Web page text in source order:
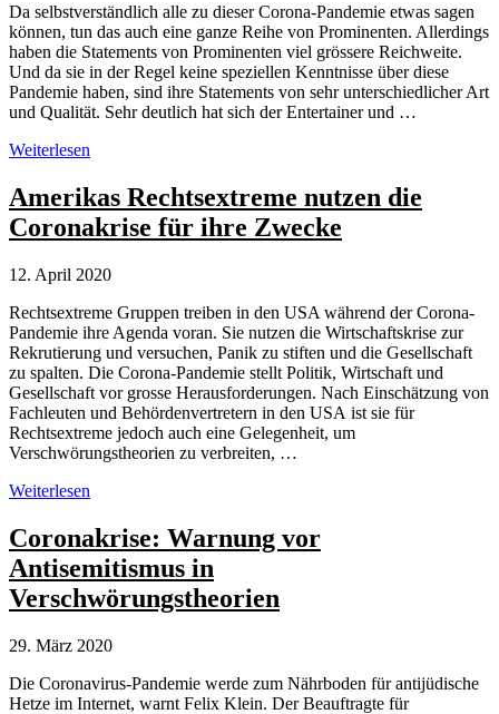
Da selbstverständlich alle zu dieser Corona-Pandemie etwas sagen
können, tun das auch eine ganze Reihe von Prominenten. Allerdings
haben die Statements von Prominenten viel grössere Reichweite.
Und da sie in der Regel keine speziellen Kenntnisse über diese
Pandemie haben, sind ihre Statements von sehr unterschiedlicher Art
und Qualität. Sehr deutlich hat sich der Entertainer und …
Fehlinformationen
Verschwörungstheorien:
Was
Prominente
Corona-
Pandemie
sagen
Weiterlesen
Amerikas Rechtsextreme nutzen die
Coronakrise für ihre Zwecke
12. April 2020
Rechtsextreme Gruppen treiben in den USA während der Corona-
Pandemie ihre Agenda voran. Sie nutzen die Wirtschaftskrise zur
Rekrutierung und versuchen, Panik zu stiften und die Gesellschaft
zu spalten. Die Corona-Pandemie stellt Politik, Wirtschaft und
Gesellschaft vor grosse Herausforderungen. Nach Einschätzung von
Fachleuten und Behördenvertretern in den USA ist sie für
Rechtsextreme jedoch auch eine Gelegenheit, um
Verschwörungstheorien zu verbreiten, …
Amerikas
nutzen
die
Coronakrise
für
ihre
Weiterlesen
Coronakrise: Warnung vor
Antisemitismus in
Verschwörungstheorien
29. März 2020
Die Coronavirus-Pandemie werde zum Nährboden für antijüdische
Hetze im Internet, warnt Felix Klein. Der Beauftragte für